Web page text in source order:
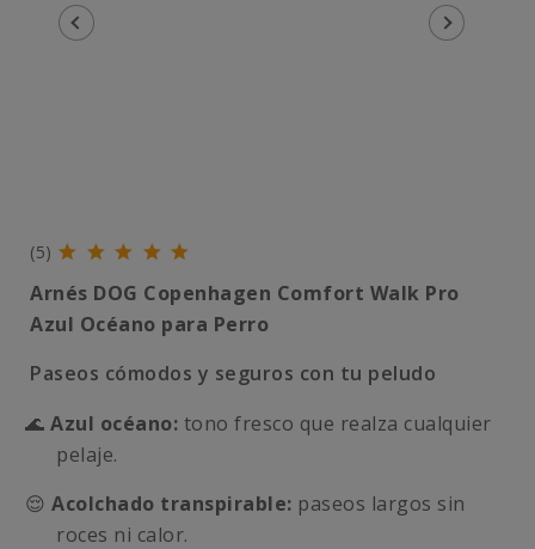
(5)
Arnés DOG Copenhagen Comfort Walk Pro
Azul Océano para Perro
Paseos cómodos y seguros con tu peludo
🌊 Azul océano: tono fresco que realza cualquier
pelaje.
😌 Acolchado transpirable: paseos largos sin
roces ni calor.